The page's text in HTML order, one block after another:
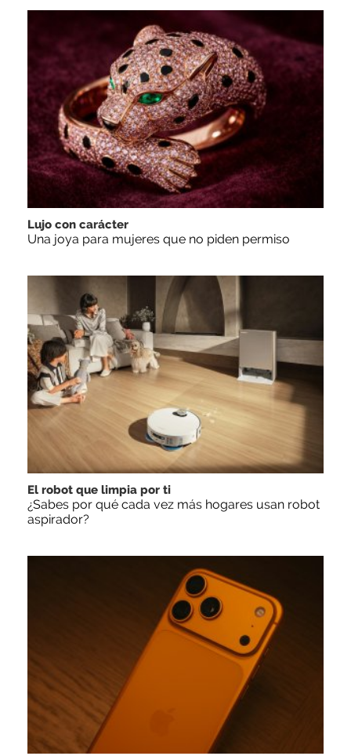
Lujo con carácter
Una joya para mujeres que no piden permiso
El robot que limpia por ti
¿Sabes por qué cada vez más hogares usan robot
aspirador?